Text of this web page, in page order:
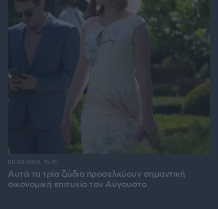
Αυτά τα τρία ζώδια προσελκύουν σημαντική
οικονομική επιτυχία τον Αύγουστο
08.08.2026, 15:41